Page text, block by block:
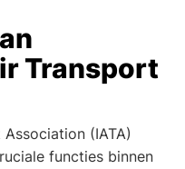
Transport
(IATA)
functies binnen